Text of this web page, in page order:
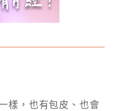
樣，也有包皮、也會